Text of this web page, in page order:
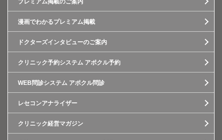
プレミアム掲載のご案内
漫画でわかるプレミアム掲載
ドクターズインタビューのご案内
クリニック予約システム アポクル予約
WEB問診システム アポクル問診
レセコンアナライザー
クリニック経営マガジン